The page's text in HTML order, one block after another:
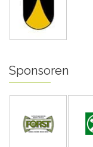
Sponsoren